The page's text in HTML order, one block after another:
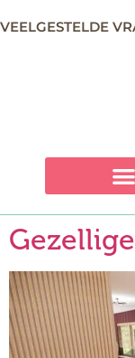
VEELGESTELDE